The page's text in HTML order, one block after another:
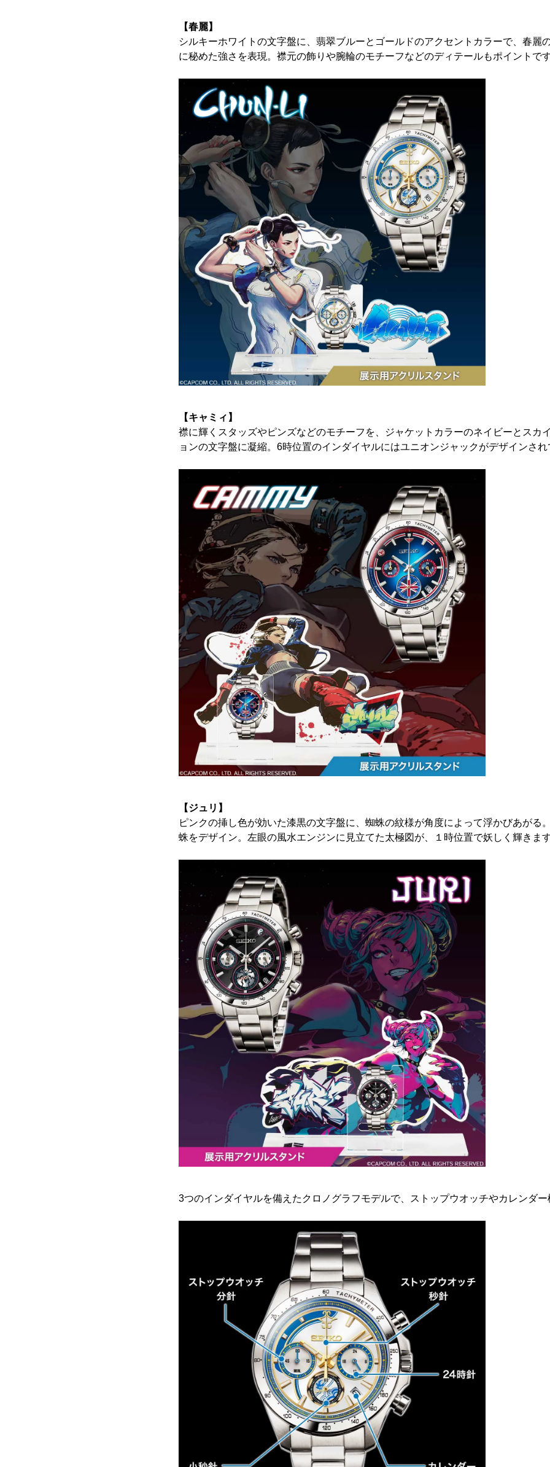
【春麗】
シルキーホワイトの文字盤に、翡翠ブルーとゴールドのアクセントカラーで、春麗
に秘めた強さを表現。襟元の飾りや腕輪のモチーフなどのディテールもポイントです
【キャミィ】
襟に輝くスタッズやピンズなどのモチーフを、ジャケットカラーのネイビーとスカ
ョンの文字盤に凝縮。6時位置のインダイヤルにはユニオンジャックがデザインされ
【ジュリ】
ピンクの挿し色が効いた漆黒の文字盤に、蜘蛛の紋様が角度によって浮かびあがる
蛛をデザイン。左眼の風水エンジンに見立てた太極図が、１時位置で妖しく輝きます
3つのインダイヤルを備えたクロノグラフモデルで、ストップウオッチやカレンダー